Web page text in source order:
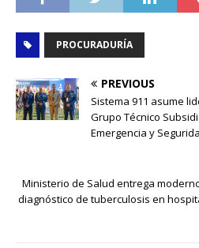
PROCURADURÍA
PREVIOUS
Sistema 911 asume
Grupo Técnico
Emergencia y
Ministerio de Salud entrega
diagnóstico de tuberculosis en